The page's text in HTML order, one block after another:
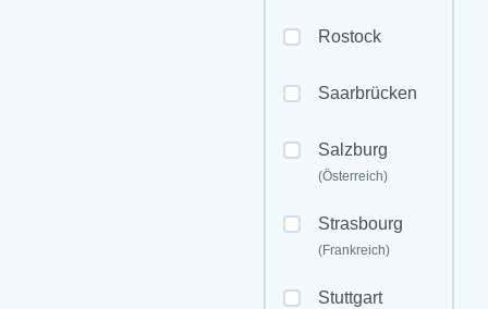
Rostock
Saarbrücken
Salzburg
(Österreich)
Strasbourg
(Frankreich)
Stuttgart